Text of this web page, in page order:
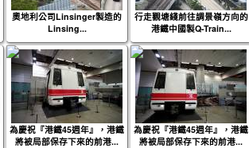
奧地利公司Linsinger製造的
Linsing...
行走觀塘綫前往調景嶺方向的
港鐵中國製Q-Train...
為慶祝『港鐵45週年』，港鐵
將被局部保存下來的前港...
為慶祝『港鐵45週年』，港鐵
將被局部保存下來的前港...